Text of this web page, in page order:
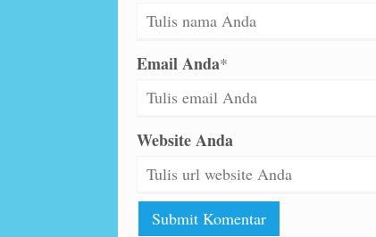
Email Anda*
Website Anda